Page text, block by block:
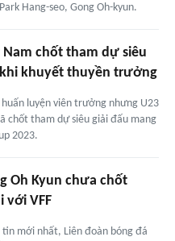
Hang-seo, Gong Oh-kyun.
Nam chốt tham dự siêu
khuyết thuyền trưởng
luyện viên trưởng nhưng U23
chốt tham dự siêu giải đấu mang
2023.
Oh Kyun chưa chốt
với VFF
tin mới nhất, Liên đoàn bóng đá